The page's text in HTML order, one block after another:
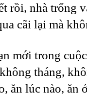
rồi, nhà trống
cãi lại mà
mới trong
tháng,
ăn lúc nào, ăn